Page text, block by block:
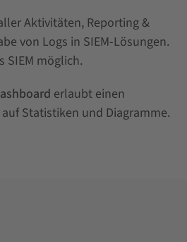
Aktivitäten, Reporting &
von Logs in SIEM-Lösungen.
SIEM möglich.
erlaubt einen
Statistiken und Diagramme.